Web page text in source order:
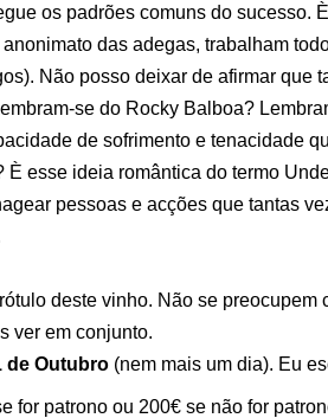
os padrões comuns do sucesso.
das adegas, trabalham
Não posso deixar de afirmar que
se do Rocky Balboa?
de sofrimento e tenacidade
esse ideia romântica do termo
pessoas e acções que tantas
deste vinho. Não se preocupem
ver em conjunto.
de Outubro (nem mais um dia). Eu
for patrono ou 200€ se não for